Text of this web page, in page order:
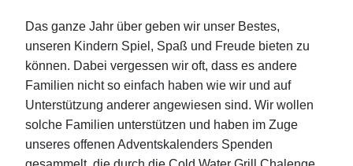
Das ganze Jahr über geben wir unser Bestes,
unseren Kindern Spiel, Spaß und Freude bieten zu
können. Dabei vergessen wir oft, dass es andere
Familien nicht so einfach haben wie wir und auf
Unterstützung anderer angewiesen sind. Wir wollen
solche Familien unterstützen und haben im Zuge
unseres offenen Adventskalenders Spenden